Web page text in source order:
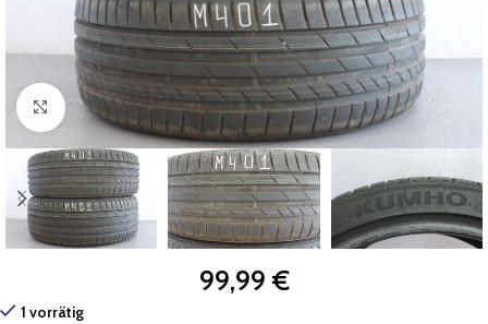
Zum Vergrößern klicken
99,99 €
1 vorrätig